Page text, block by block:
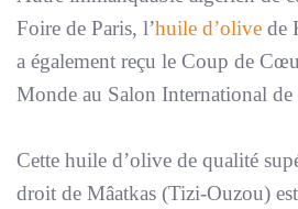
Foire de Paris, l’huile d’olive de
a également reçu le Coup de
Monde au Salon International
Cette huile d’olive de qualité
droit de Mâatkas (Tizi-Ouzou)